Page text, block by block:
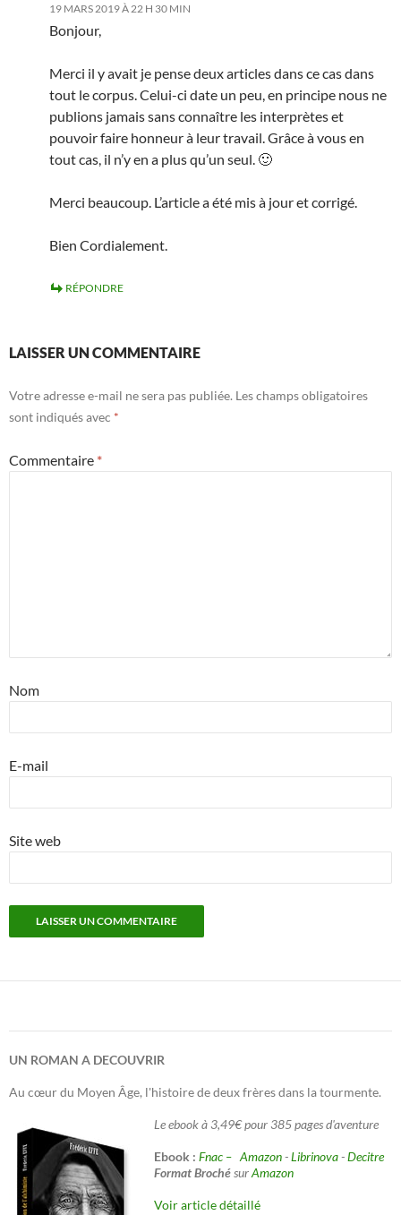
19 MARS 2019 À 22 H 30 MIN
Bonjour,
Merci il y avait je pense deux articles dans ce cas dans
tout le corpus. Celui-ci date un peu, en principe nous ne
publions jamais sans connaître les interprètes et
pouvoir faire honneur à leur travail. Grâce à vous en
tout cas, il n’y en a plus qu’un seul. 🙂
Merci beaucoup. L’article a été mis à jour et corrigé.
Bien Cordialement.
RÉPONDRE
LAISSER UN COMMENTAIRE
Votre adresse e-mail ne sera pas publiée. Les champs obligatoires
sont indiqués avec *
Commentaire *
Nom
E-mail
Site web
UN ROMAN A DECOUVRIR
Au cœur du Moyen Âge, l'histoire de deux frères dans la tourmente.
Le ebook à 3,49€ pour 385 pages d'aventure
Ebook : Fnac – Amazon-Librinova-Decitre
Format BrochésurAmazon
Voir article détaillé